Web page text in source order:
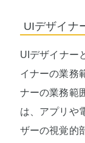
UIデザイナ
UIデザイナー
イナーの業務
ナーの業務範
は、アプリや
ザーの視覚的